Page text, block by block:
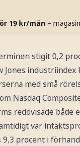
19 kr/mån –
stigit 0,2
Jones industriindex
med små
Nasdaq
redovisade
var
procent i